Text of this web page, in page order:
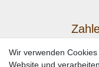
Wir verwenden
Website und